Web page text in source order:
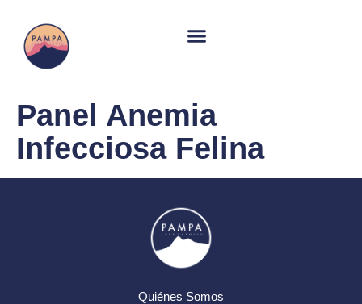
Panel Anemia
Infecciosa Felina
Quiénes Somos